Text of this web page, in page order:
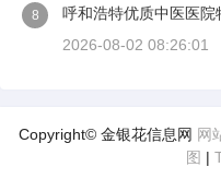
8
呼和浩特优质中医医院
2026-08-02 08:26:01
Copyright© 金银花信息网 网
图 |